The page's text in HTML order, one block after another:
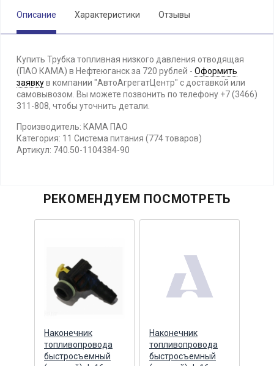
Описание Характеристики Отзывы
Купить Трубка топливная низкого давления отводящая
(ПАО КАМА) в Нефтеюганск за 720 рублей - Оформить
заявкув компании "АвтоАгрегатЦентр" с доставкой или
самовывозом. Вы можете позвонить по телефону +7 (3466)
311-808, чтобы уточнить детали.
Производитель: КАМА ПАО
Категория: 11 Система питания (774 товаров)
Артикул: 740.50-1104384-90
РЕКОМЕНДУЕМ ПОСМОТРЕТЬ
Наконечник
топливопровода
быстросъемный
Наконечник
топливопровода
быстросъемный